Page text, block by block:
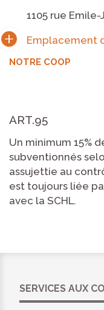
1105 rue
NOTRE COOP
ART.95
Un minimum 15%
subventionnés
assujettie au
est toujours liée
avec la SCHL.
SERVICES AUX